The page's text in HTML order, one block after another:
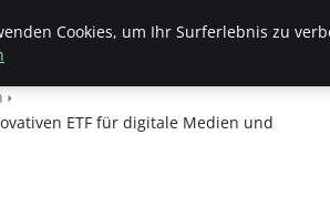
ETF für digitale Medien und
Cookies, um Ihr Surferlebnis zu